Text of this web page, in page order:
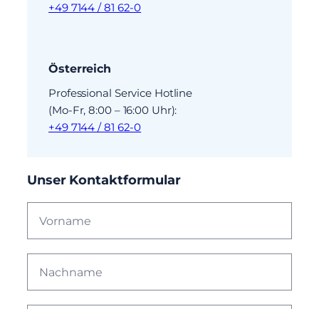
+49 7144 / 81 62-0
Österreich
Professional Service Hotline
(Mo-Fr, 8:00 – 16:00 Uhr):
+49 7144 / 81 62-0
Unser Kontaktformular